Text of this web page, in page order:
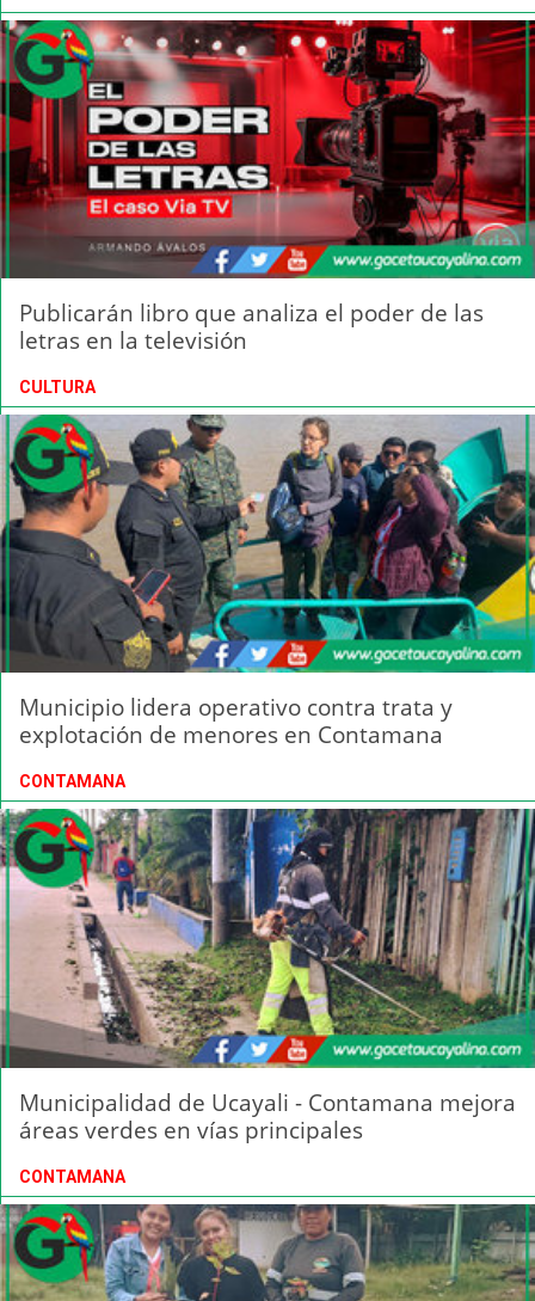
Publicarán libro que analiza el poder de las
letras en la televisión
CULTURA
Municipio lidera operativo contra trata y
explotación de menores en Contamana
CONTAMANA
Municipalidad de Ucayali - Contamana mejora
áreas verdes en vías principales
CONTAMANA